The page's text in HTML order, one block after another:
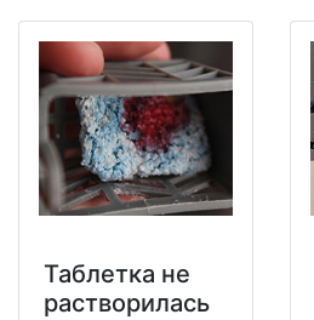
Таблетка не
растворилась